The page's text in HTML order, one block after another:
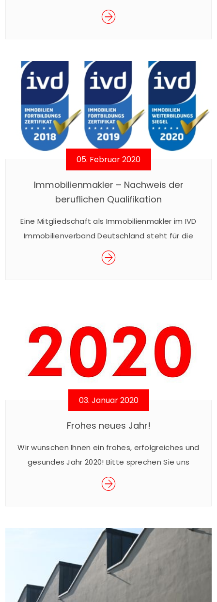
des Vermarktungsprozesses einer Immobilie ist
es, den „richtigen“ Verkaufspreis zu finden. Ist
selbst interessierte Käufer kein Angebot ab,
wenn die eigenen Kaufpreisvorstellungen zu weit
von denen des Verkäufers abweichen – […]
05. Februar 2020
Immobilienmakler – Nachweis der
beruflichen Qualifikation
Eine Mitgliedschaft als Immobilienmakler im IVD
Immobilienverband Deutschland steht für die
Einhaltung hoher fachlicher Qualitätsstandards
und ist ausschließlich mit dem Nachweis der
Das IVD Immobilien Fortbildungs-Zertifikat wird
als qualitätsversprechendes Gütesiegel nur an
Mitglieder verliehen, die regelmäßige
Fortbildungsaktivitäten zu aktuellen Rechts- […]
03. Januar 2020
Frohes neues Jahr!
Wir wünschen Ihnen ein frohes, erfolgreiches und
gesundes Jahr 2020! Bitte sprechen Sie uns
gerne bei Fragen rund um die Immobilie an. Ihr
Team von Stephan Immobilien